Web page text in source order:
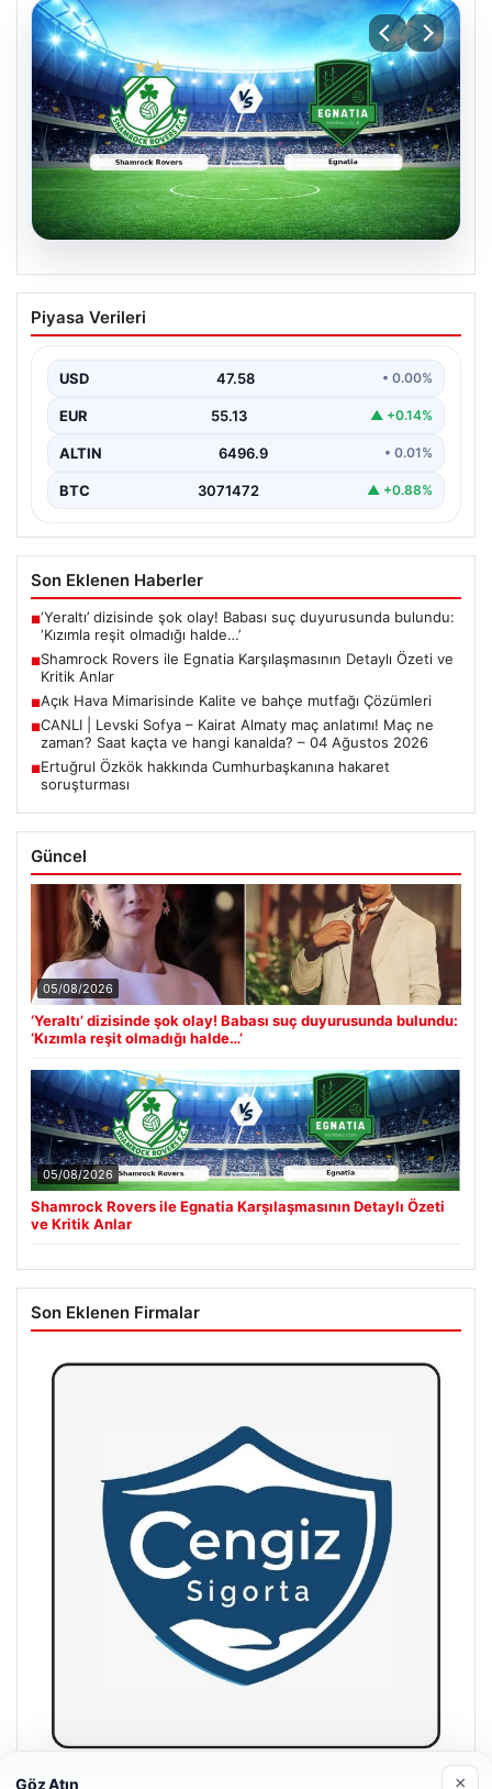
Shamrock Rovers ile Egnatia
Karşılaşmasının Detaylı Özeti ve Kritik
İrlanda temsilcisi Shamrock Rovers, Avrupa kupaları
bir…
Piyasa Verileri
USD 47.58 • 0.00%
EUR 55.13 ▲ +0.14%
ALTIN 6496.9 • 0.01%
BTC 3071472 ▲ +0.88%
Son Eklenen Haberler
■‘Yeraltı’ dizisinde şok olay! Babası suç duyurusunda bulundu:
‘Kızımla reşit olmadığı halde…’
■Shamrock Rovers ile Egnatia Karşılaşmasının Detaylı Özeti ve
Kritik Anlar
■Açık Hava Mimarisinde Kalite ve bahçe mutfağı Çözümleri
■CANLI | Levski Sofya – Kairat Almaty maç anlatımı! Maç ne
zaman? Saat kaçta ve hangi kanalda? – 04 Ağustos 2026
■Ertuğrul Özkök hakkında Cumhurbaşkanına hakaret
soruşturması
Güncel
05/08/2026
‘Yeraltı’ dizisinde şok olay! Babası suç duyurusunda bulundu:
‘Kızımla reşit olmadığı halde…’
05/08/2026
Shamrock Rovers ile Egnatia Karşılaşmasının Detaylı Özeti
ve Kritik Anlar
Son Eklenen Firmalar
Göz Atın ×